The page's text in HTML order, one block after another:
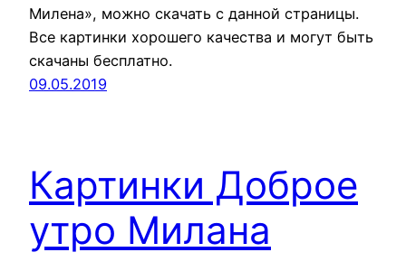
Милена», можно скачать с данной страницы.
Все картинки хорошего качества и могут быть
скачаны бесплатно.
09.05.2019
Картинки Доброе
утро Милана